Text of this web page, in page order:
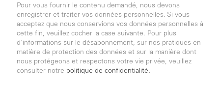
Pour vous fournir le contenu demandé, nous devons
enregistrer et traiter vos données personnelles. Si vous
acceptez que nous conservions vos données personnelles à
cette fin, veuillez cocher la case suivante. Pour plus
d'informations sur le désabonnement, sur nos pratiques en
matière de protection des données et sur la manière dont
nous protégeons et respectons votre vie privée, veuillez
consulter notre politique de confidentialité.